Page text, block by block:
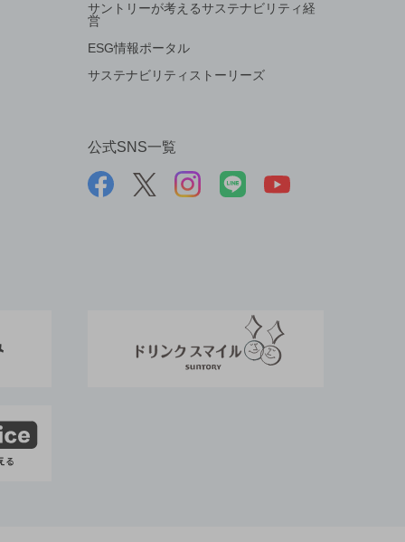
サントリーが考えるサステナビリティ経
営
ESG情報ポータル
サステナビリティストーリーズ
公式SNS一覧